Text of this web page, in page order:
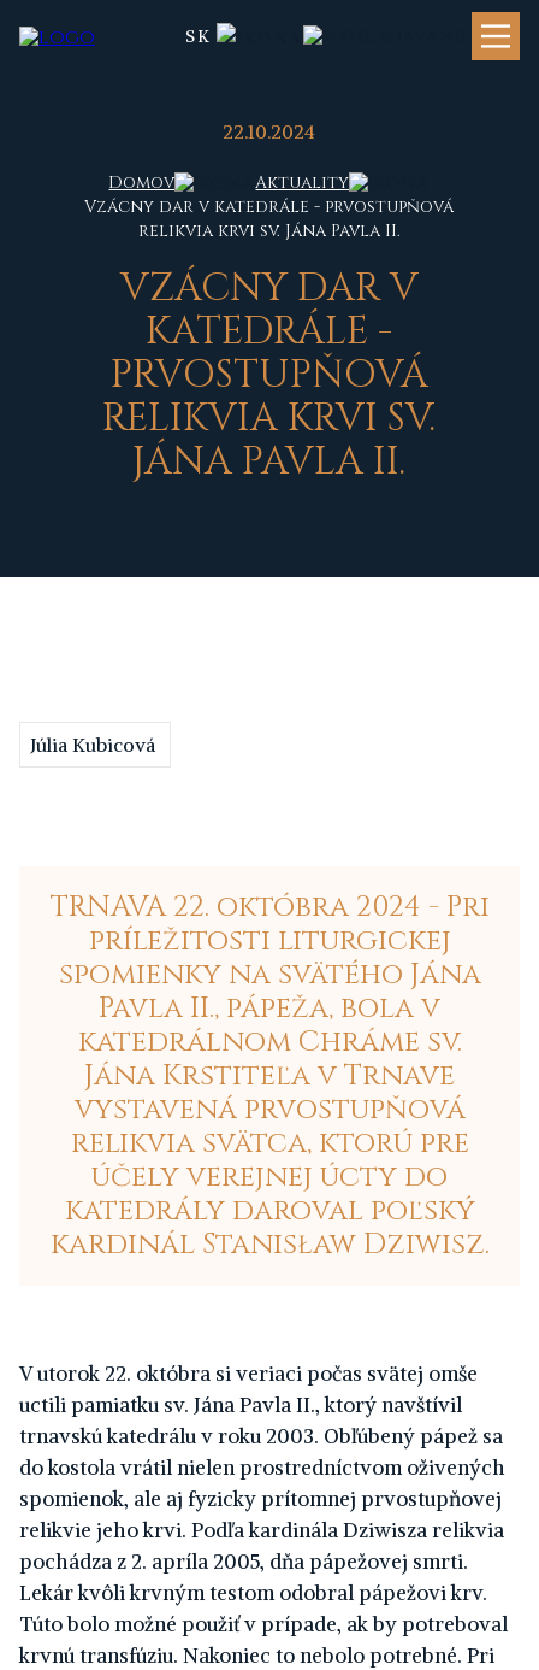
SK
22.10.2024
Domov
Aktuality
Vzácny dar v katedrále - prvostupňová
relikvia krvi sv. Jána Pavla II.
VZÁCNY DAR V
KATEDRÁLE -
PRVOSTUPŇOVÁ
RELIKVIA KRVI SV.
JÁNA PAVLA II.
Júlia Kubicová
TRNAVA 22. októbra 2024 - Pri
príležitosti liturgickej
spomienky na svätého Jána
Pavla II., pápeža, bola v
katedrálnom Chráme sv.
Jána Krstiteľa v Trnave
vystavená prvostupňová
relikvia svätca, ktorú pre
účely verejnej úcty do
katedrály daroval poľský
kardinál Stanisław Dziwisz.
V utorok 22. októbra si veriaci počas svätej omše
uctili pamiatku sv. Jána Pavla II., ktorý navštívil
trnavskú katedrálu v roku 2003. Obľúbený pápež sa
do kostola vrátil nielen prostredníctvom oživených
spomienok, ale aj fyzicky prítomnej prvostupňovej
relikvie jeho krvi. Podľa kardinála Dziwisza relikvia
pochádza z 2. apríla 2005, dňa pápežovej smrti.
Lekár kvôli krvným testom odobral pápežovi krv.
Túto bolo možné použiť v prípade, ak by potreboval
krvnú transfúziu. Nakoniec to nebolo potrebné. Pri